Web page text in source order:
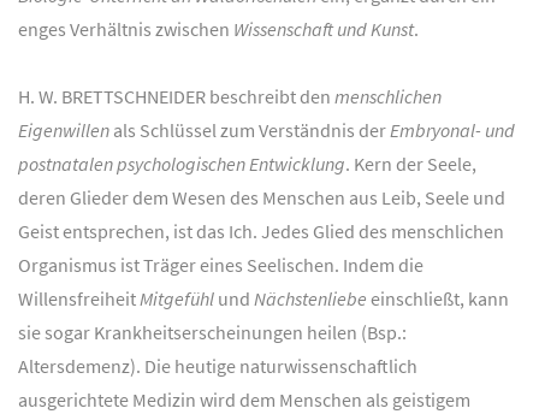
enges Verhältnis zwischen Wissenschaft und Kunst.
H. W. BRETTSCHNEIDER beschreibt den menschlichen
Eigenwillen als Schlüssel zum Verständnis derEmbryonal- und
postnatalen psychologischen Entwicklung. Kern der Seele,
deren Glieder dem Wesen des Menschen aus Leib, Seele und
Geist entsprechen, ist das Ich. Jedes Glied des menschlichen
Organismus ist Träger eines Seelischen. Indem die
WillensfreiheitMitgefühl und Nächstenliebe einschließt, kann
sie sogar Krankheitserscheinungen heilen (Bsp.:
Altersdemenz). Die heutige naturwissenschaftlich
ausgerichtete Medizin wird dem Menschen als geistigem